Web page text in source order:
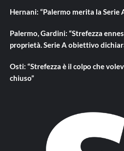
Hernani: “Palermo merita la Serie
Palermo, Gardini: “Strefezza
proprietà. Serie A obiettivo
Osti: “Strefezza è il colpo che
chiuso”